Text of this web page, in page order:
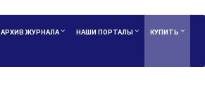
АРХИВ ЖУРНАЛА НАШИ ПОРТАЛЫ КУПИТЬ